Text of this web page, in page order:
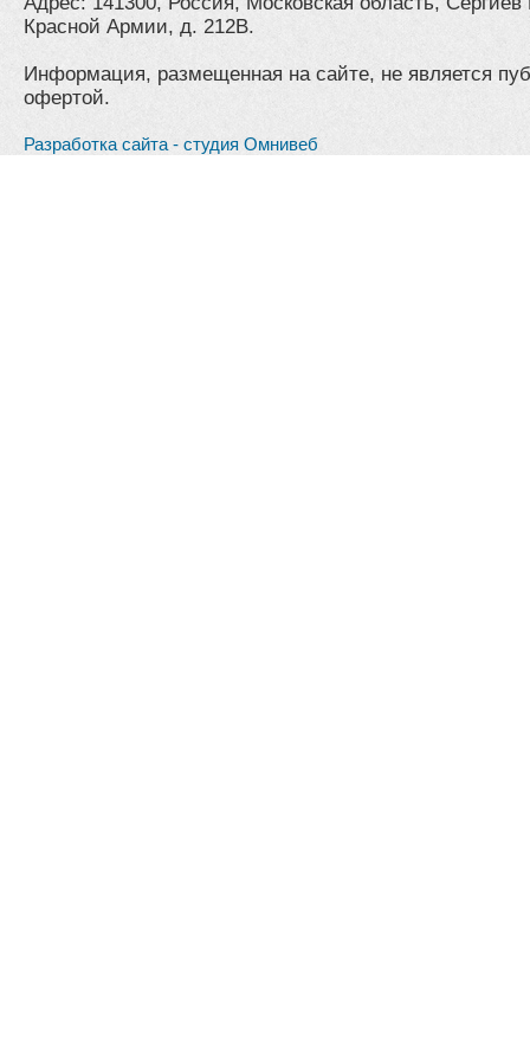
Красной Армии, д. 212В.
Информация, размещенная на сайте, не является
офертой.
Разработка сайта - студия Омнивеб